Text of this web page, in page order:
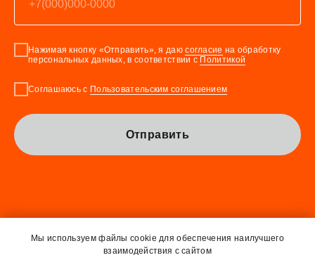
Нажимая кнопку «Отправить», я даюсогласие на обработку
персональных данных, в соответствии с Политикой
Соглашаюсь с Пользовательским соглашением
Отправить
Политика обработки персональных
Мы используем файлы cookie для обеспечения наилучшего
взаимодействия с сайтом